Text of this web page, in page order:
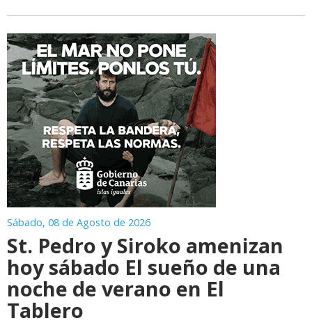
Sábado, 08 de Agosto de 2026
St. Pedro y Siroko amenizan
hoy sábado El sueño de una
noche de verano en El
Tablero